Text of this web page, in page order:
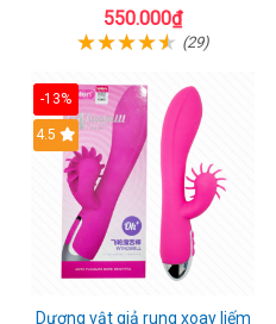
550.000₫
(29)
-13%
4.5
Dương vật giả rung xoay liếm